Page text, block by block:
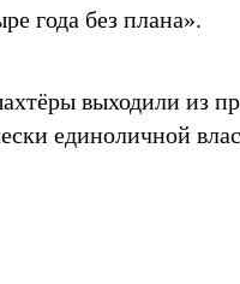
года без плана».
выходили из
единоличной